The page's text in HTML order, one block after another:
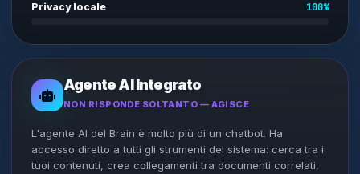
Privacy locale 100%
Agente AI Integrato
NON RISPONDE SOLTANTO — AGISCE
L'agente AI del Brain è molto più di un chatbot. Ha
accesso diretto a tutti gli strumenti del sistema: cerca tra i
tuoi contenuti, crea collegamenti tra documenti correlati,